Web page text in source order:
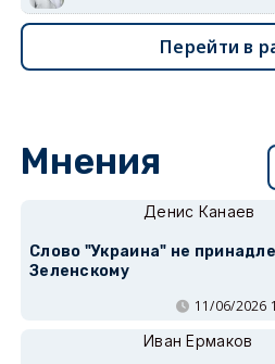
Перейти в
Мнения
Денис Канаев
Слово "Украина" не
Зеленскому
11/06/2026
Иван Ермаков